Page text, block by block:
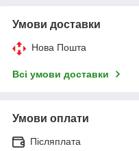
Умови доставки
Нова Пошта
Всі умови доставки
Умови оплати
Післяплата